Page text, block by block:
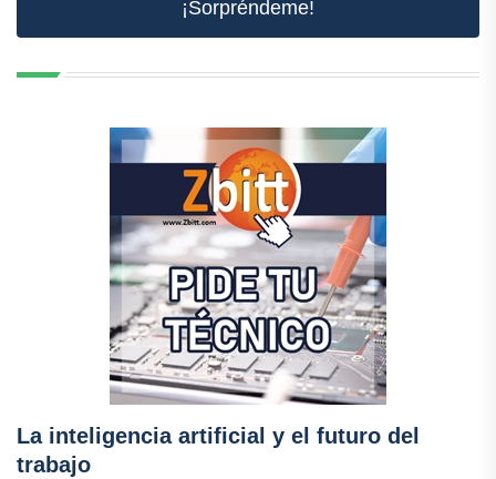
¡Sorpréndeme!
La inteligencia artificial y el futuro del
trabajo